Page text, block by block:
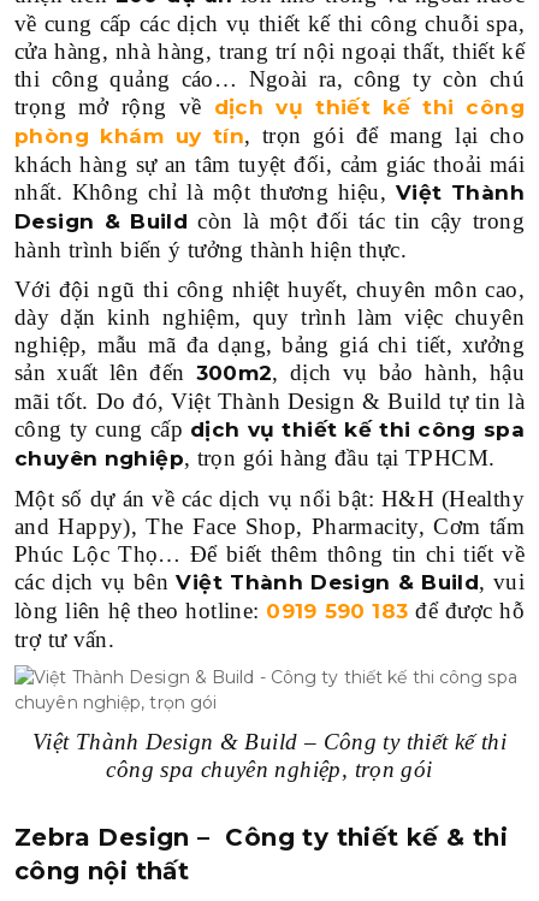
về cung cấp các dịch vụ thiết kế thi công chuỗi spa,
cửa hàng, nhà hàng, trang trí nội ngoại thất, thiết kế
thi công quảng cáo… Ngoài ra, công ty còn chú
trọng mở rộng về dịch vụ thiết kế thi công
phòng khám uy tín, trọn gói để mang lại cho
khách hàng sự an tâm tuyệt đối, cảm giác thoải mái
nhất. Không chỉ là một thương hiệu, Việt Thành
Design & Build còn là một đối tác tin cậy trong
hành trình biến ý tưởng thành hiện thực.
Với đội ngũ thi công nhiệt huyết, chuyên môn cao,
dày dặn kinh nghiệm, quy trình làm việc chuyên
nghiệp, mẫu mã đa dạng, bảng giá chi tiết, xưởng
sản xuất lên đến 300m2, dịch vụ bảo hành, hậu
mãi tốt. Do đó, Việt Thành Design & Build tự tin là
công ty cung cấp dịch vụ thiết kế thi công spa
chuyên nghiệp, trọn gói hàng đầu tại TPHCM.
Một số dự án về các dịch vụ nổi bật: H&H (Healthy
and Happy), The Face Shop, Pharmacity, Cơm tấm
Phúc Lộc Thọ… Để biết thêm thông tin chi tiết về
các dịch vụ bênViệt Thành Design & Build, vui
lòng liên hệ theo hotline: 0919 590 183 để được hỗ
trợ tư vấn.
Việt Thành Design & Build – Công ty thiết kế thi
công spa chuyên nghiệp, trọn gói
Zebra Design – Công ty thiết kế & thi
công nội thất